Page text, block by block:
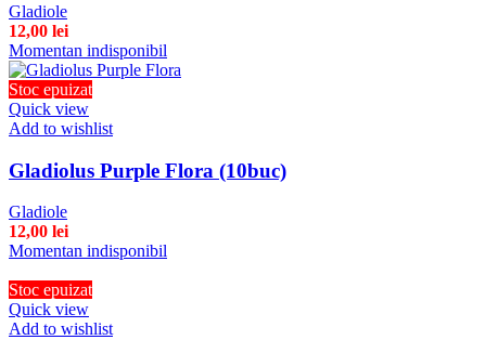
Gladiole
12,00 lei
Momentan indisponibil
Stoc epuizat
Quick view
Add to wishlist
Gladiolus Purple Flora (10buc)
Gladiole
12,00 lei
Momentan indisponibil
Stoc epuizat
Quick view
Add to wishlist